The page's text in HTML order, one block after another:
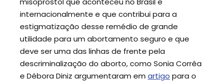
internacionalmente e que contribui para a
estigmatização desse remédio de grande
utilidade para um abortamento seguro e que
deve ser uma das linhas de frente pela
descriminalização do aborto, como Sonia Corrêa
e Débora Diniz argumentaram em artigo para o